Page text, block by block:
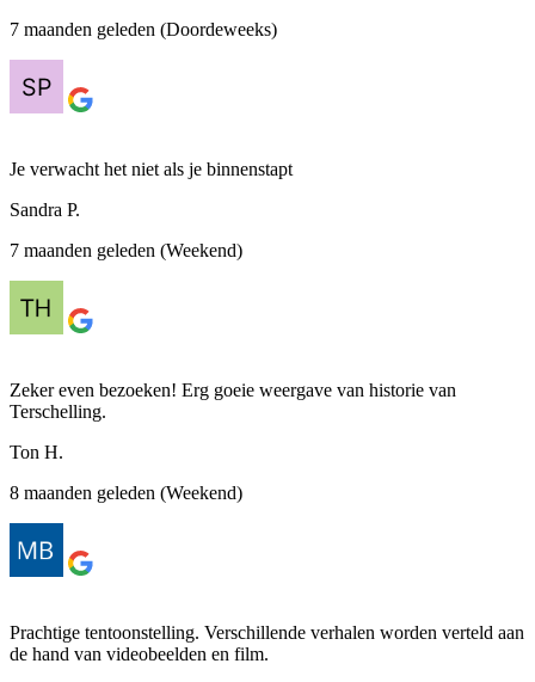
7 maanden geleden (Doordeweeks)
Je verwacht het niet als je binnenstapt
Sandra P.
7 maanden geleden (Weekend)
Zeker even bezoeken! Erg goeie weergave van historie van
Terschelling.
Ton H.
8 maanden geleden (Weekend)
Prachtige tentoonstelling. Verschillende verhalen worden verteld aan
de hand van videobeelden en film.